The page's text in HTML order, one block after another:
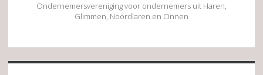
Ondernemersvereniging voor ondernemers uit Haren,
Glimmen, Noordlaren en Onnen